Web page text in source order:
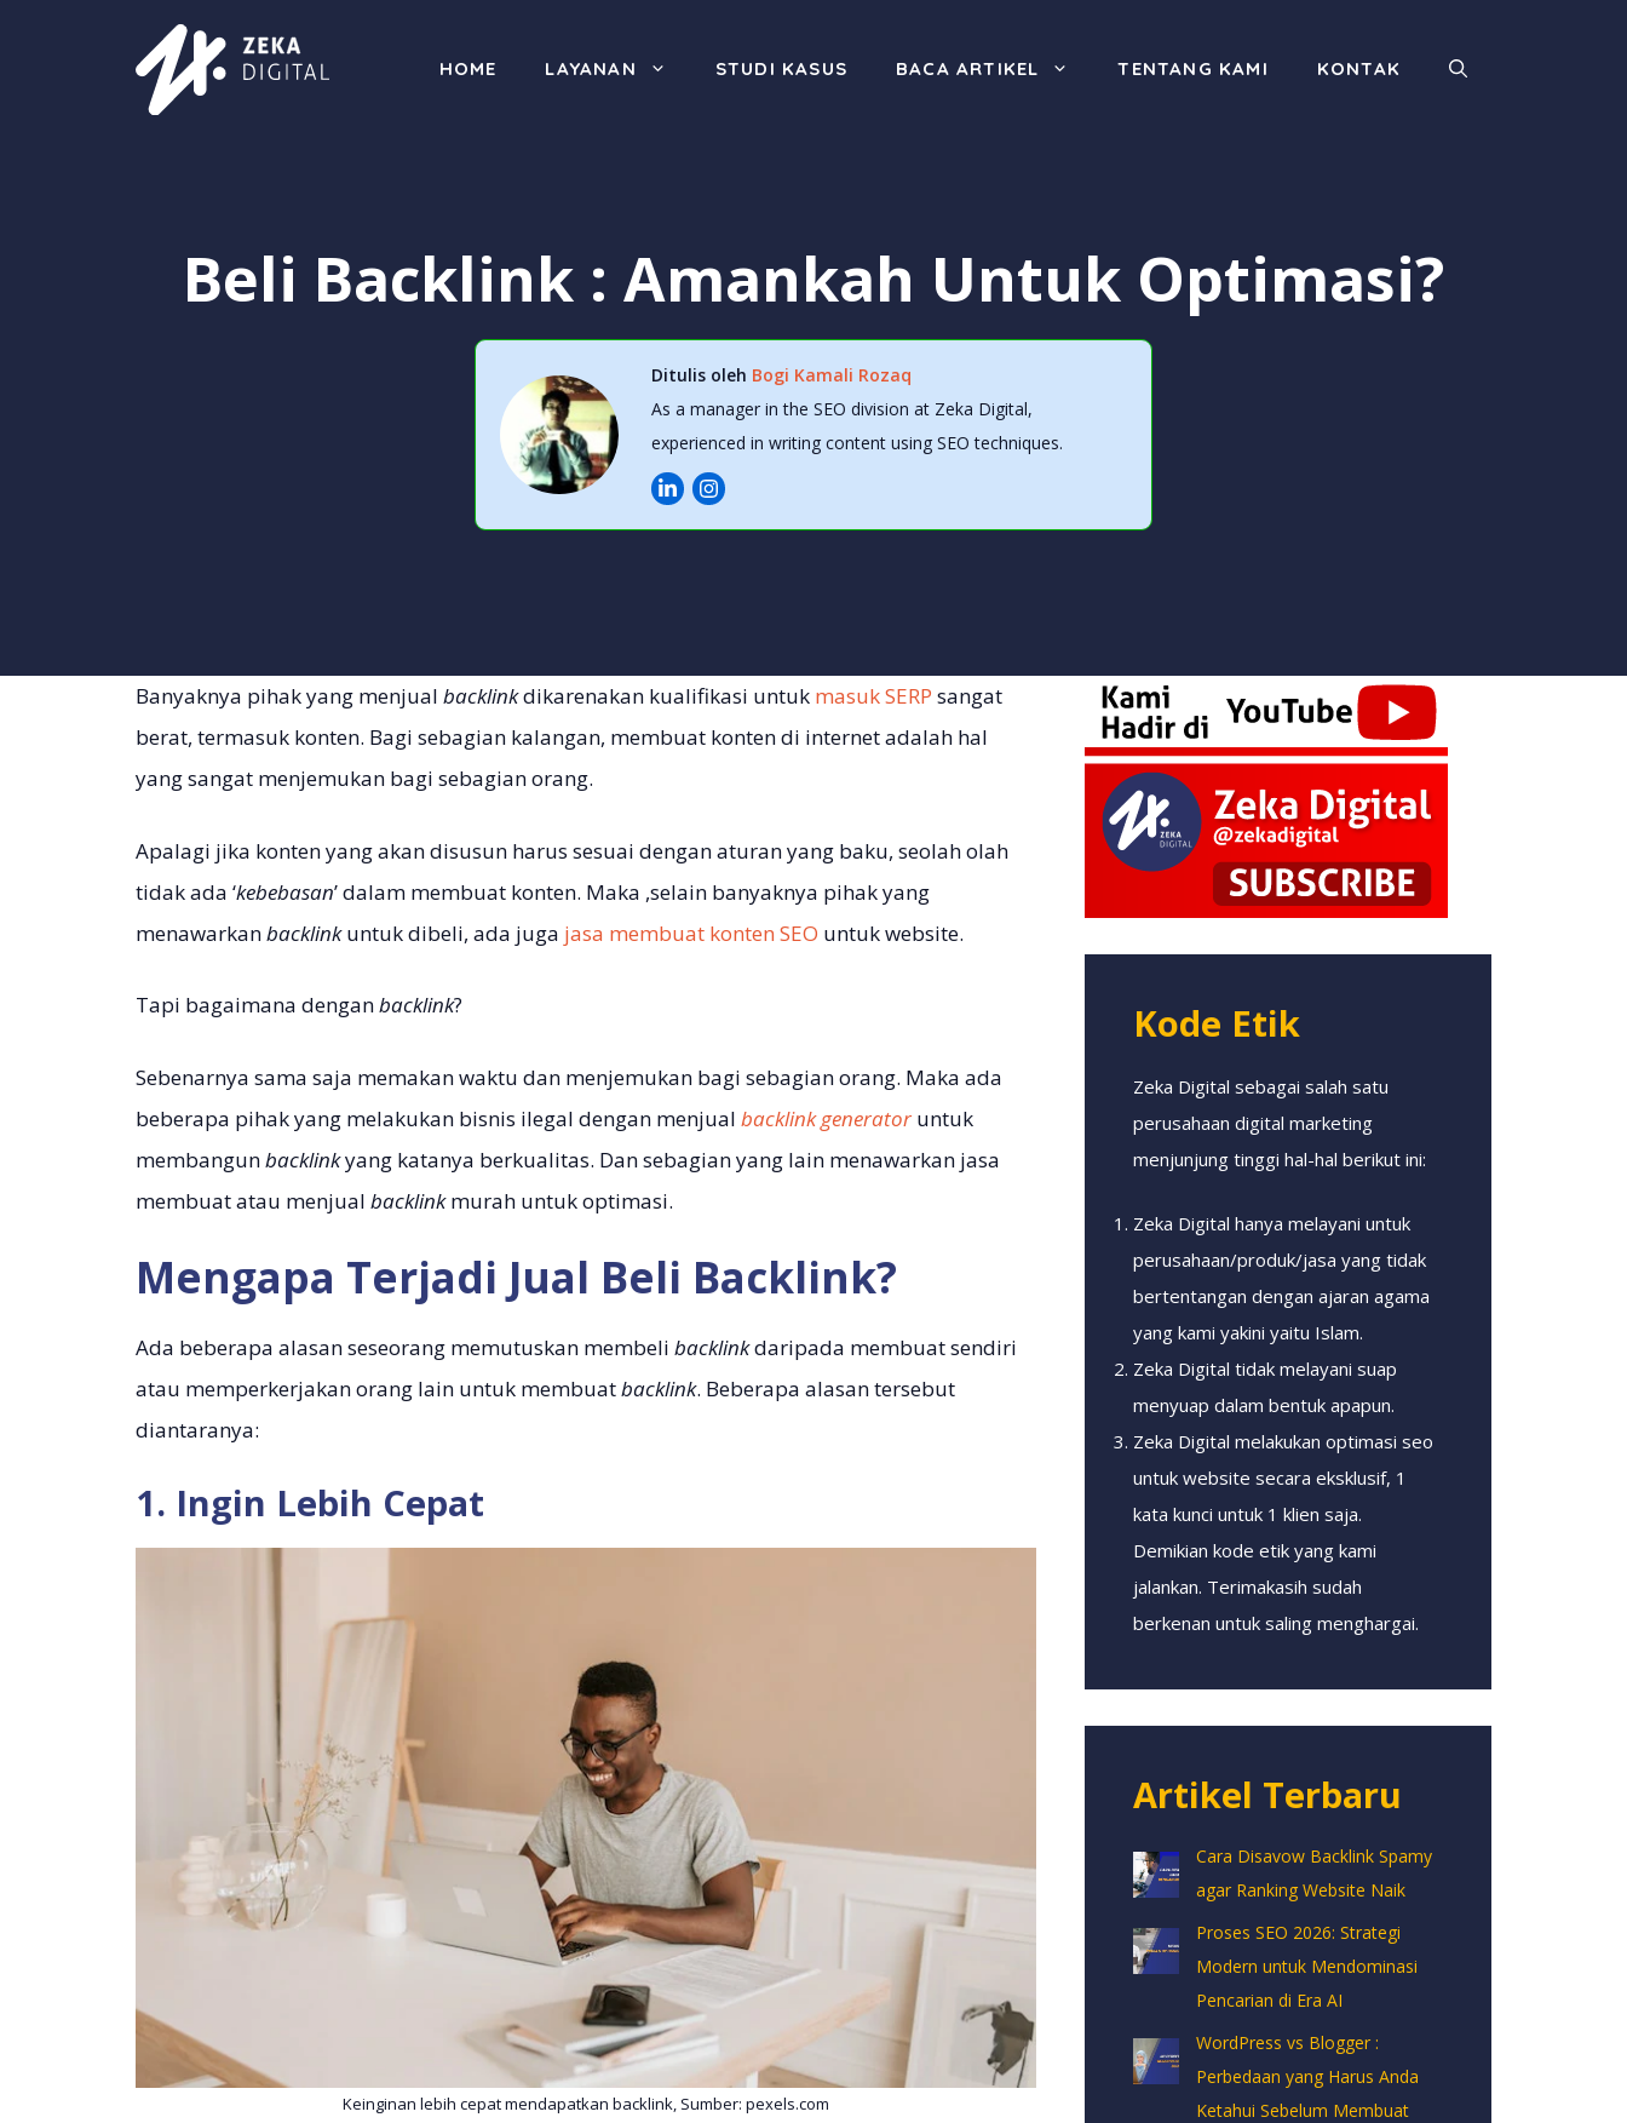
HOME LAYANAN STUDI KASUS BACA ARTIKEL TENTANG KAMI KONTAK
Beli Backlink : Amankah Untuk Optimasi?
Ditulis oleh Bogi Kamali Rozaq
As a manager in the SEO division at Zeka Digital,
experienced in writing content using SEO techniques.
Banyaknya pihak yang menjual backlinkdikarenakan kualifikasi untuk masuk SERP sangat
berat, termasuk konten. Bagi sebagian kalangan, membuat konten di internet adalah hal
yang sangat menjemukan bagi sebagian orang.
Apalagi jika konten yang akan disusun harus sesuai dengan aturan yang baku, seolah olah
tidak ada ‘kebebasan’ dalam membuat konten. Maka ,selain banyaknya pihak yang
menawarkanbacklinkuntuk dibeli, ada juga jasa membuat konten SEO untuk website.
Tapi bagaimana denganbacklink?
Sebenarnya sama saja memakan waktu dan menjemukan bagi sebagian orang. Maka ada
beberapa pihak yang melakukan bisnis ilegal dengan menjual backlink generator untuk
membangunbacklinkyang katanya berkualitas. Dan sebagian yang lain menawarkan jasa
membuat atau menjual backlinkmurah untuk optimasi.
Mengapa Terjadi Jual Beli Backlink?
Ada beberapa alasan seseorang memutuskan membeli backlinkdaripada membuat sendiri
atau memperkerjakan orang lain untuk membuatbacklink. Beberapa alasan tersebut
diantaranya:
1. Ingin Lebih Cepat
Keinginan lebih cepat mendapatkan backlink, Sumber: pexels.com
Kode Etik
Zeka Digital sebagai salah satu
perusahaan digital marketing
menjunjung tinggi hal-hal berikut ini:
Zeka Digital hanya melayani untuk
perusahaan/produk/jasa yang tidak
bertentangan dengan ajaran agama
yang kami yakini yaitu Islam.
Zeka Digital tidak melayani suap
menyuap dalam bentuk apapun.
Zeka Digital melakukan optimasi seo
untuk website secara eksklusif, 1
kata kunci untuk 1 klien saja.
Demikian kode etik yang kami
jalankan. Terimakasih sudah
berkenan untuk saling menghargai.
Artikel Terbaru
Cara Disavow Backlink Spamy
agar Ranking Website Naik
Proses SEO 2026: Strategi
Modern untuk Mendominasi
Pencarian di Era AI
WordPress vs Blogger :
Perbedaan yang Harus Anda
Ketahui Sebelum Membuat